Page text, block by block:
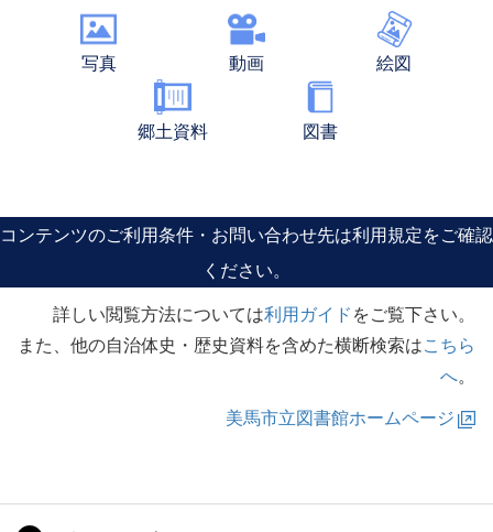
写真 動画 絵図
郷土資料 図書
コンテンツのご利用条件・お問い合わせ先は利用規定をご確認
ください。
詳しい閲覧方法については利用ガイドをご覧下さい。
また、他の自治体史・歴史資料を含めた横断検索はこちら
へ。
美馬市立図書館ホームページ